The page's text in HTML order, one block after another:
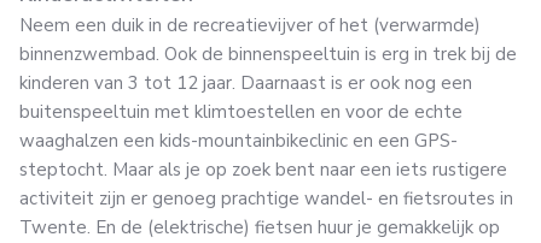
Neem een duik in de recreatievijver of het (verwarmde)
binnenzwembad. Ook de binnenspeeltuin is erg in trek bij de
kinderen van 3 tot 12 jaar. Daarnaast is er ook nog een
buitenspeeltuin met klimtoestellen en voor de echte
waaghalzen een kids-mountainbikeclinic en een GPS-
steptocht. Maar als je op zoek bent naar een iets rustigere
activiteit zijn er genoeg prachtige wandel- en fietsroutes in
Twente. En de (elektrische) fietsen huur je gemakkelijk op